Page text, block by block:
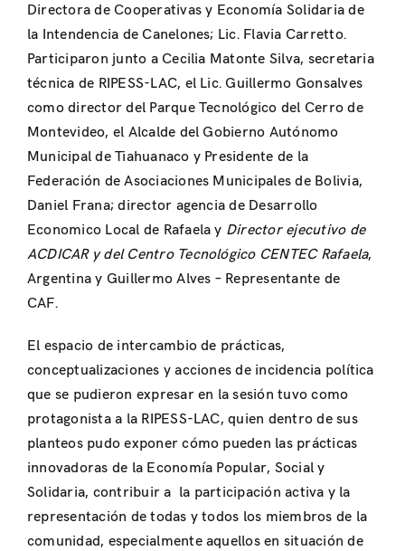
Directora de Cooperativas y Economía Solidaria de
la Intendencia de Canelones; Lic. Flavia Carretto.
Participaron junto a Cecilia Matonte Silva, secretaria
técnica de RIPESS-LAC, el Lic. Guillermo Gonsalves
como director del Parque Tecnológico del Cerro de
Montevideo, el Alcalde del Gobierno Autónomo
Municipal de Tiahuanaco y Presidente de la
Federación de Asociaciones Municipales de Bolivia,
Daniel Frana; director agencia de Desarrollo
Economico Local de Rafaela y Director ejecutivo de
ACDICAR y del Centro Tecnológico CENTEC Rafaela,
Argentina y Guillermo Alves – Representante de
CAF.
El espacio de intercambio de prácticas,
conceptualizaciones y acciones de incidencia política
que se pudieron expresar en la sesión tuvo como
protagonista a la RIPESS-LAC, quien dentro de sus
planteos pudo exponer cómo pueden las prácticas
innovadoras de la Economía Popular, Social y
Solidaria, contribuir a la participación activa y la
representación de todas y todos los miembros de la
comunidad, especialmente aquellos en situación de